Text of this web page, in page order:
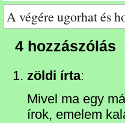
A végére ugorhat és
4 hozzászólás
zöldi írta:
Mivel ma egy
írok, emelem